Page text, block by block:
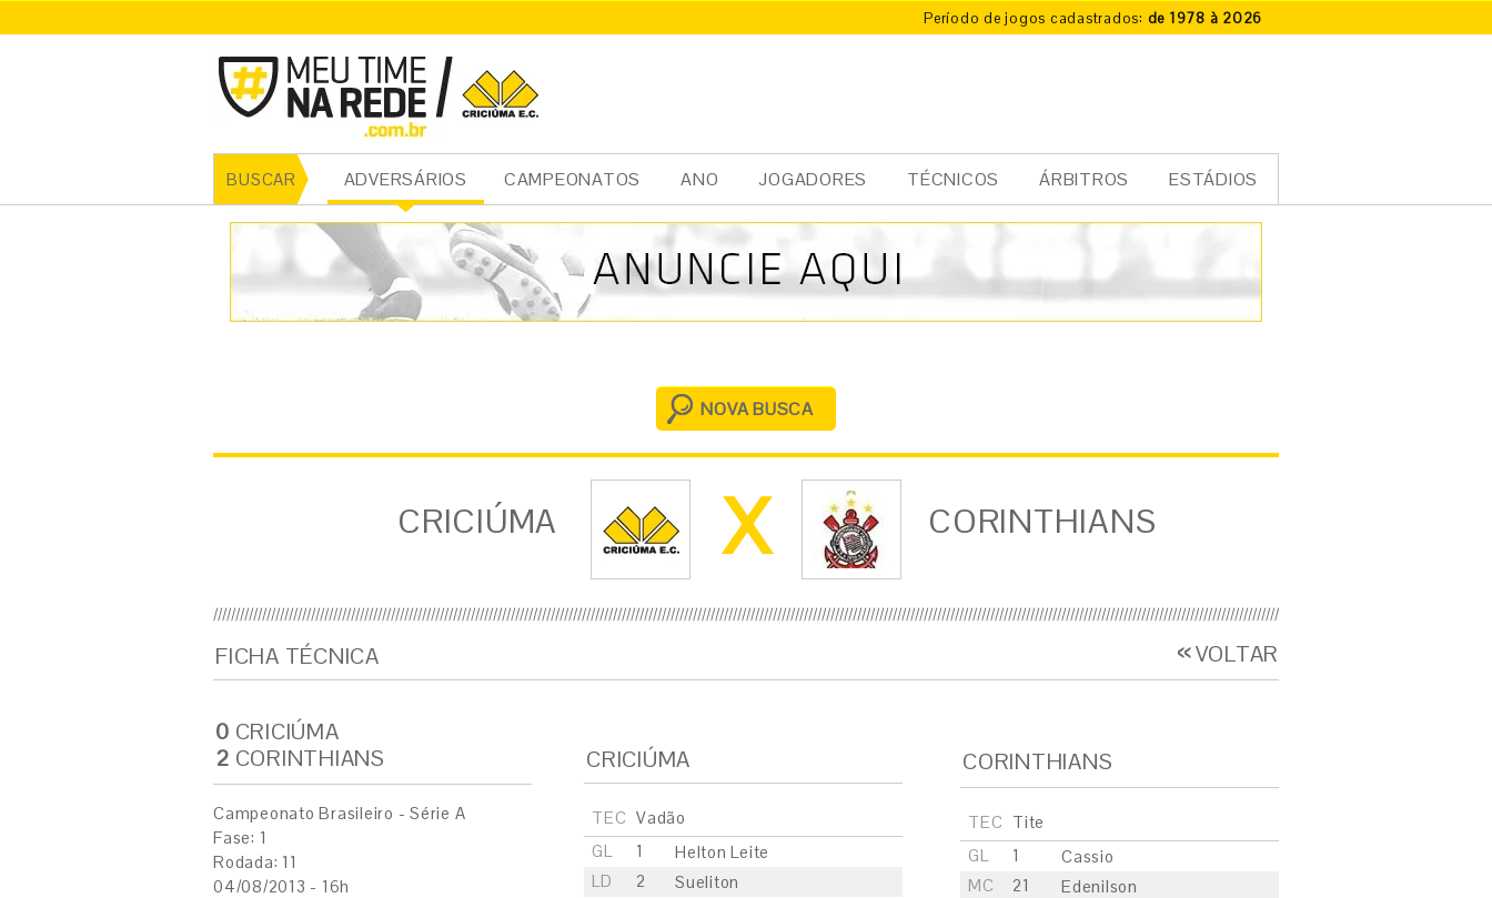
Período de jogos cadastrados: de 1978 à 2026
BUSCAR ADVERSÁRIOS CAMPEONATOS ANO JOGADORES TÉCNICOS ÁRBITROS ESTÁDIOS
CRICIÚMA X
NOVA BUSCA
CRICIÚMA X CORINTHIANS
FICHA TÉCNICA VOLTAR
0 CRICIÚMA
2 CORINTHIANS
Campeonato Brasileiro - Série A
Fase: 1
Rodada: 11
04/08/2013 - 16h
CRICIÚMA
TEC Vadão
GL
1
Helton Leite
LD
2
Sueliton
CORINTHIANS
TEC Tite
GL
1
Cassio
MC
21
Edenilson